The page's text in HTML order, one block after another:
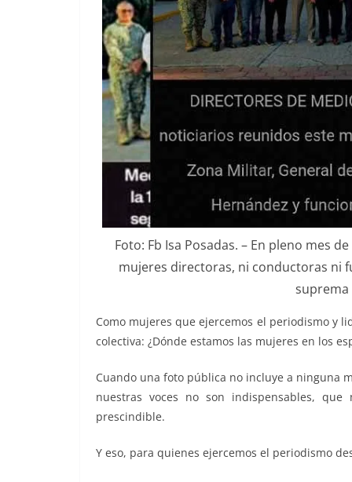
Foto: Fb Isa Posadas. – En pleno mes
mujeres directoras, ni conductoras ni
suprema
Como mujeres que ejercemos el periodismo y
colectiva: ¿Dónde estamos las mujeres en los
Cuando una foto pública no incluye a
nuestras voces no son indispensables,
prescindible.
Y eso, para quienes ejercemos el periodismo